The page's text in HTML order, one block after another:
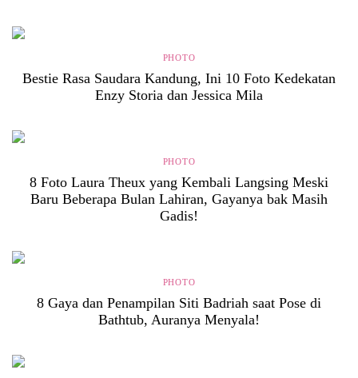
PHOTO
Bestie Rasa Saudara Kandung, Ini 10 Foto Kedekatan
Enzy Storia dan Jessica Mila
PHOTO
8 Foto Laura Theux yang Kembali Langsing Meski
Baru Beberapa Bulan Lahiran, Gayanya bak Masih
Gadis!
PHOTO
8 Gaya dan Penampilan Siti Badriah saat Pose di
Bathtub, Auranya Menyala!